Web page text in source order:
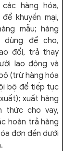
hàng hóa,
khuyến mại,
mẫu; hàng
dùng để cho,
đổi, trả thay
lao động và
(trừ hàng hóa
bộ để tiếp tục
xuất hàng
thức cho vay,
hoàn trả hàng
đơn đến dưới